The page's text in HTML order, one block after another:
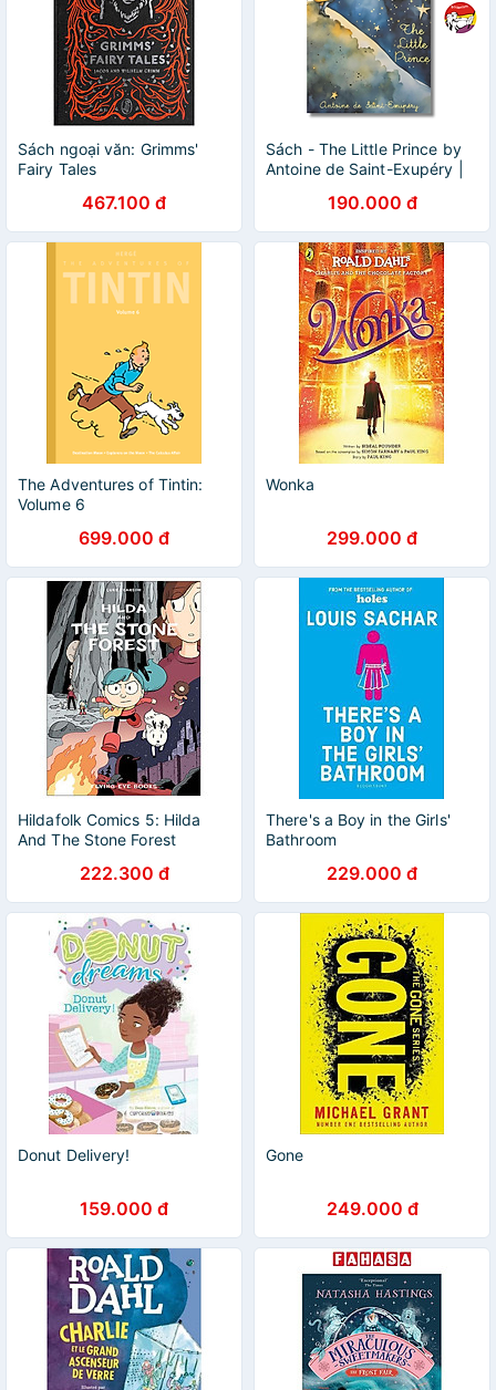
Sách ngoại văn: Grimms'
Fairy Tales
467.100 đ
Sách - The Little Prince by
Antoine de Saint-Exupéry |
Bé Tiếng Anh190.000 đ
The Adventures of Tintin:
Volume 6
699.000 đ
Wonka
299.000 đ
Hildafolk Comics 5: Hilda
And The Stone Forest
222.300 đ
There's a Boy in the Girls'
Bathroom
229.000 đ
Donut Delivery!
159.000 đ
Gone
249.000 đ